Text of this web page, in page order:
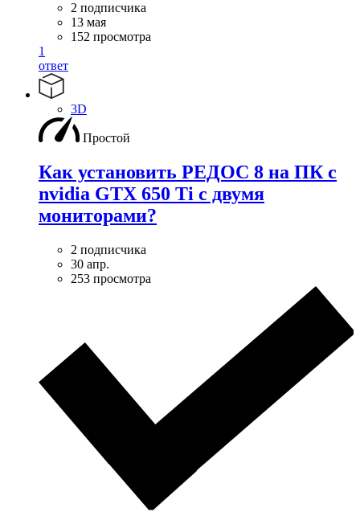
2 подписчика
13 мая
152 просмотра
1
ответ
3D
Простой
Как установить РЕДОС 8 на ПК с
nvidia GTX 650 Ti с двумя
мониторами?
2 подписчика
30 апр.
253 просмотра